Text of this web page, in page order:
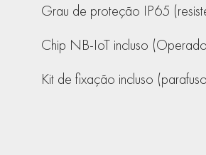
Grau de proteção IP65
Chip NB-IoT incluso
Kit de fixação incluso